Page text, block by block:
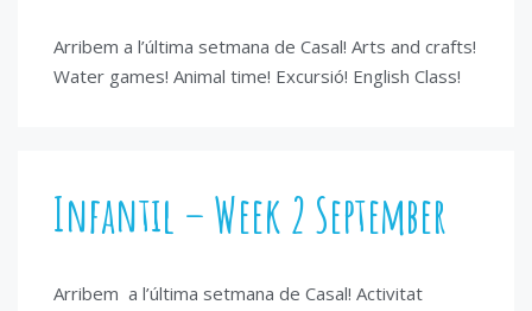
Arribem a l’última setmana de Casal! Arts and crafts!
Water games! Animal time! Excursió! English Class!
Infantil – Week 2 September
Arribem a l’última setmana de Casal! Activitat